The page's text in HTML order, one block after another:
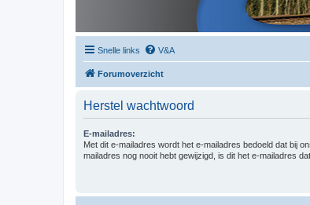
Snelle links V&A
Forumoverzicht
Herstel wachtwoord
E-mailadres:
Met dit e-mailadres wordt het e-mailadres bedoeld dat bij
mailadres nog nooit hebt gewijzigd, is dit het e-mailadres